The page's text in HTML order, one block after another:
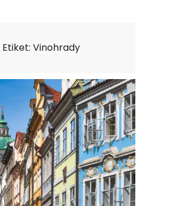
Etiket: Vinohrady